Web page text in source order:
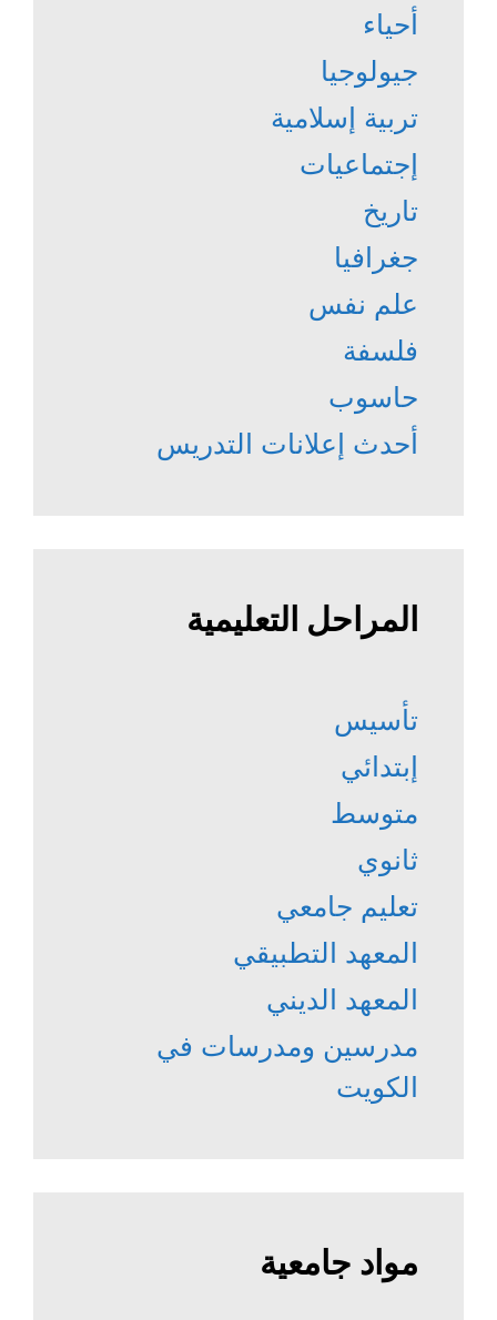
أحياء
جيولوجيا
تربية إسلامية
إجتماعيات
تاريخ
جغرافيا
علم نفس
فلسفة
حاسوب
أحدث إعلانات التدريس
المراحل التعليمية
تأسيس
إبتدائي
متوسط
ثانوي
تعليم جامعي
المعهد التطبيقي
المعهد الديني
مدرسين ومدرسات في
الكويت
مواد جامعية